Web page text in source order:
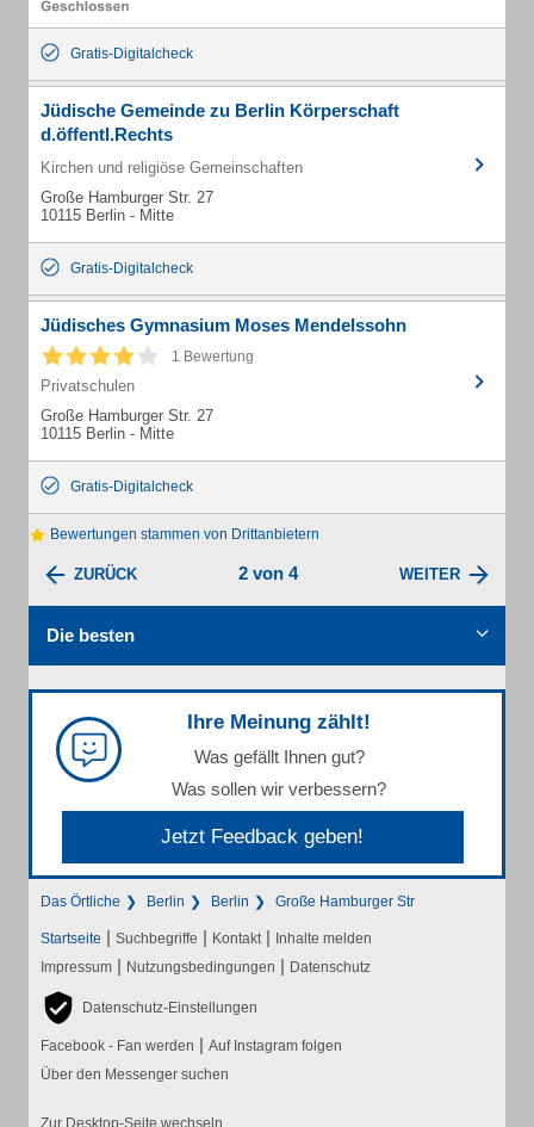
Gratis-Digitalcheck
Jüdische Gemeinde zu Berlin Körperschaft
d.öffentl.Rechts
Kirchen und religiöse Gemeinschaften
Große Hamburger Str. 27
10115 Berlin - Mitte
Gratis-Digitalcheck
Jüdisches Gymnasium Moses Mendelssohn
1 Bewertung
Privatschulen
Große Hamburger Str. 27
10115 Berlin - Mitte
Gratis-Digitalcheck
Bewertungen stammen von Drittanbietern
ZURÜCK 2 von 4 WEITER
Die besten
Ihre Meinung zählt!
Was gefällt Ihnen gut?
Was sollen wir verbessern?
Jetzt Feedback geben!
Das Örtliche Berlin Berlin Große Hamburger Str
Startseite | Suchbegriffe | Kontakt | Inhalte melden
Impressum | Nutzungsbedingungen | Datenschutz
Datenschutz-Einstellungen
Facebook - Fan werden | Auf Instagram folgen
Über den Messenger suchen